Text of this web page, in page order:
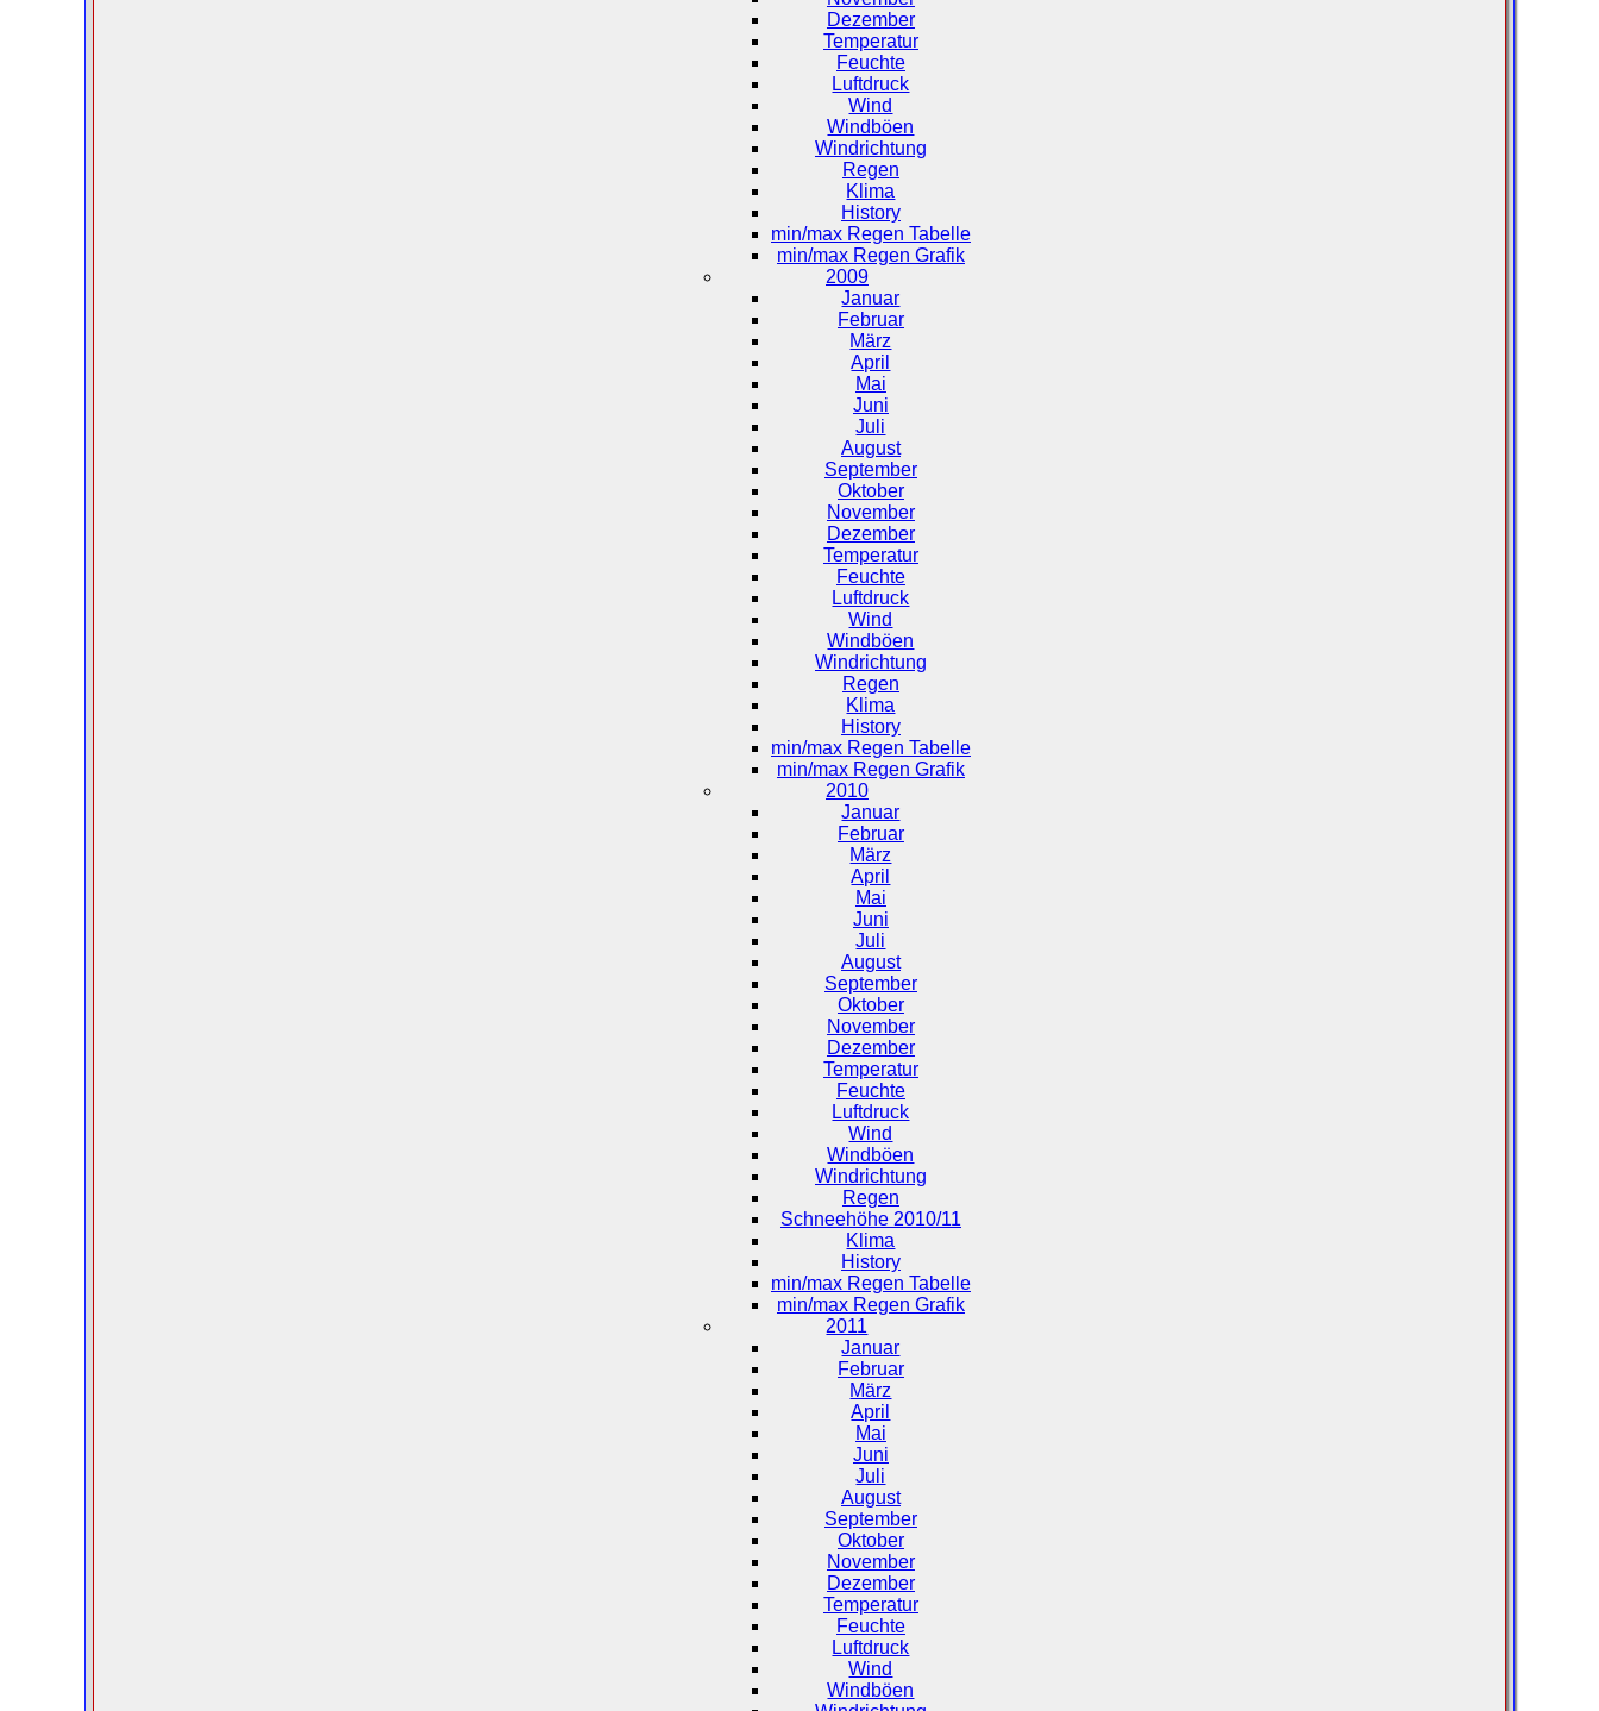
Dezember
Temperatur
Feuchte
Luftdruck
Wind
Windböen
Windrichtung
Regen
Klima
History
min/max Regen Tabelle
min/max Regen Grafik
2009
Januar
Februar
März
April
Mai
Juni
Juli
August
September
Oktober
November
Dezember
Temperatur
Feuchte
Luftdruck
Wind
Windböen
Windrichtung
Regen
Klima
History
min/max Regen Tabelle
min/max Regen Grafik
2010
Januar
Februar
März
April
Mai
Juni
Juli
August
September
Oktober
November
Dezember
Temperatur
Feuchte
Luftdruck
Wind
Windböen
Windrichtung
Regen
Schneehöhe 2010/11
Klima
History
min/max Regen Tabelle
min/max Regen Grafik
2011
Januar
Februar
März
April
Mai
Juni
Juli
August
September
Oktober
November
Dezember
Temperatur
Feuchte
Luftdruck
Wind
Windböen